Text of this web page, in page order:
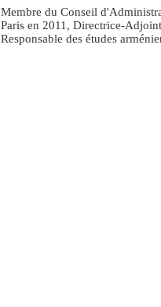
Membre du Conseil
Paris en 2011, Directrice-
Responsable des études